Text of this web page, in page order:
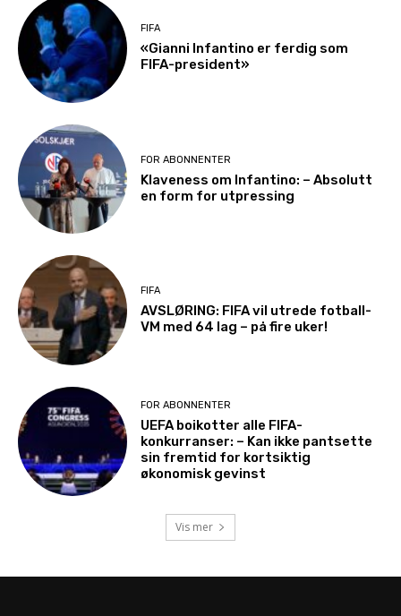
FIFA
«Gianni Infantino er ferdig som
FIFA-president»
FOR ABONNENTER
Klaveness om Infantino: – Absolutt
en form for utpressing
FIFA
AVSLØRING: FIFA vil utrede fotball-
VM med 64 lag – på fire uker!
FOR ABONNENTER
UEFA boikotter alle FIFA-
konkurranser: – Kan ikke pantsette
sin fremtid for kortsiktig
økonomisk gevinst
Vis mer